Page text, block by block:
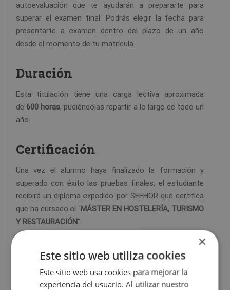
autoevaluación que te ayudarán a prepararte para
superar el examen final. Podrás elegir la fecha para
presentarte a examen dentro del plazo de un año
desde el momento de tu matrícula.
Duración
Esta titulación tiene una carga lectiva aproximada
de 600 horas, pudiéndolas repartir a lo largo de todo un
año.
Certificación
Una vez el alumno haya finalizado la formación y
superado con éxito las pruebas finales, el estudiante
recibirá un diploma expedido por SEFHOR que certifica
que ha cursado el “MÁSTER EN HOSTELERÍA, TURISMO
Y RESTAURACIÓN“.
CARACTERÍSTICAS DEL CURSO
×
Este sitio web utiliza cookies
Este sitio web usa cookies para mejorar la
experiencia del usuario. Al utilizar nuestro